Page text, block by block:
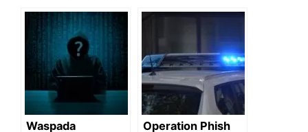
Waspada Operation Phish